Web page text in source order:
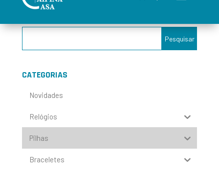
CATEGORIAS
Novidades
Relógios
Pilhas
Braceletes